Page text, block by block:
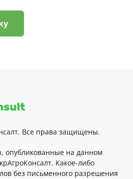
Все права защищены.
опубликованные на данном
Какое-либо
без письменного разрешения